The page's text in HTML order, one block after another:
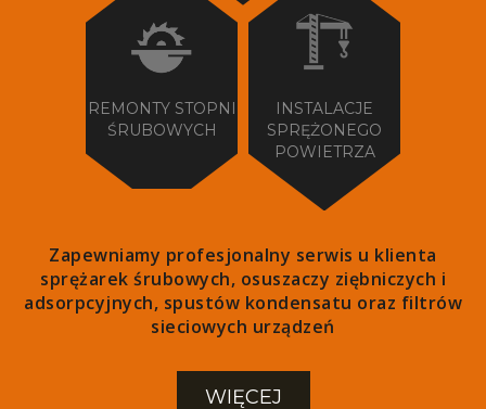
REMONTY STOPNI
ŚRUBOWYCH
INSTALACJE
SPRĘŻONEGO
POWIETRZA
Zapewniamy profesjonalny serwis u klienta
sprężarek śrubowych, osuszaczy ziębniczych i
adsorpcyjnych, spustów kondensatu oraz filtrów
sieciowych urządzeń
WIĘCEJ